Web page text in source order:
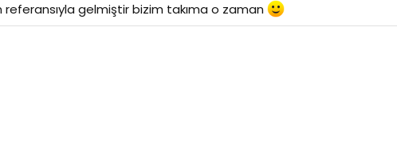
referansıyla gelmiştir bizim takıma o zaman